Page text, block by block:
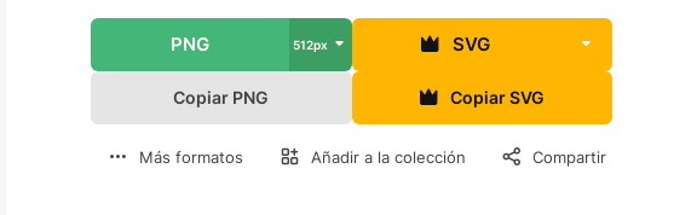
PNG 512px SVG
Copiar PNG Copiar SVG
Más formatos Añadir a la colección Compartir